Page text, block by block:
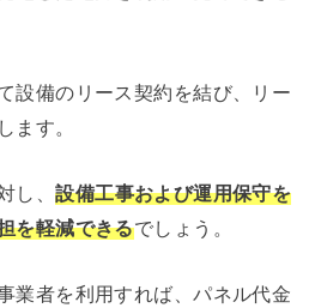
設備のリース契約を結び、リー
ます。
し、設備工事および運用保守を
を軽減できるでしょう。
業者を利用すれば、パネル代金